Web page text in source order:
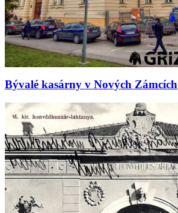
Bývalé kasárny v Nových Zámcích